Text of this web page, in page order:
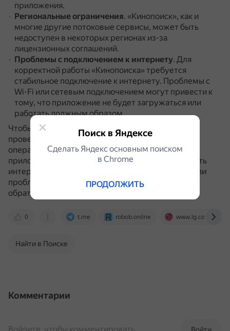
приложения.
Региональные ограничения. «Кинопоиск», как и
многие другие потоковые сервисы, может быть
недоступен в некоторых регионах из-за
лицензионных соглашений.
Проблемы с подключением к интернету. Для
корректной работы «Кинопоиска» требуется
стабильное подключение к интернету. Проблемы с
Wi-Fi или сетевым подключением могут привести к
тому, что приложение не будет загружаться или
работать должным образом.
Чтобы решить проблему, можно попробовать
проверить системные требования, обновить
операционную систему телевизора и само
приложение «Кинопоиск».Также можно проверить
интернет-соединение, перезагрузить роутер.
Если
проблема не решается самостоятельно, стоит
обратиться в техподдержку.
0 t.me robob.online www.lg.com
Найти в Поиске
Комментарии
Поиск в Яндексе
Сделать Яндекс основным поиском
в Сhrome
ПРОДОЛЖИТЬ